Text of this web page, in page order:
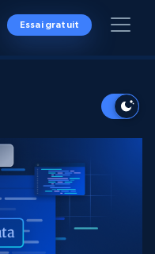
Essai gratuit